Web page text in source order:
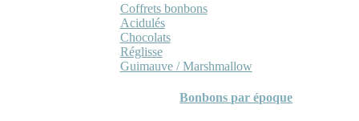
Coffrets bonbons
Acidulés
Chocolats
Réglisse
Guimauve / Marshmallow
Bonbons par époque